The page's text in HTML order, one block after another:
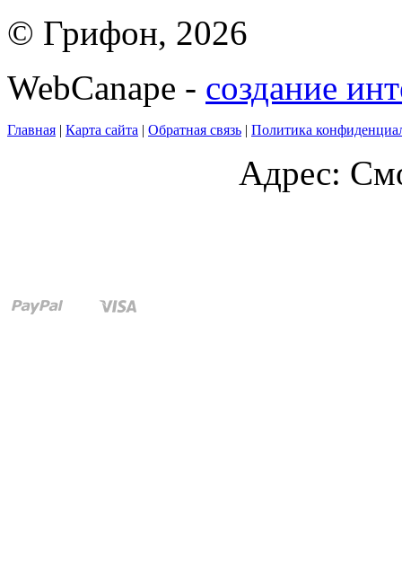
© Грифон, 2026
WebCanape - создание
Главная | Карта сайта | Обратная связь | Политика
Адрес: